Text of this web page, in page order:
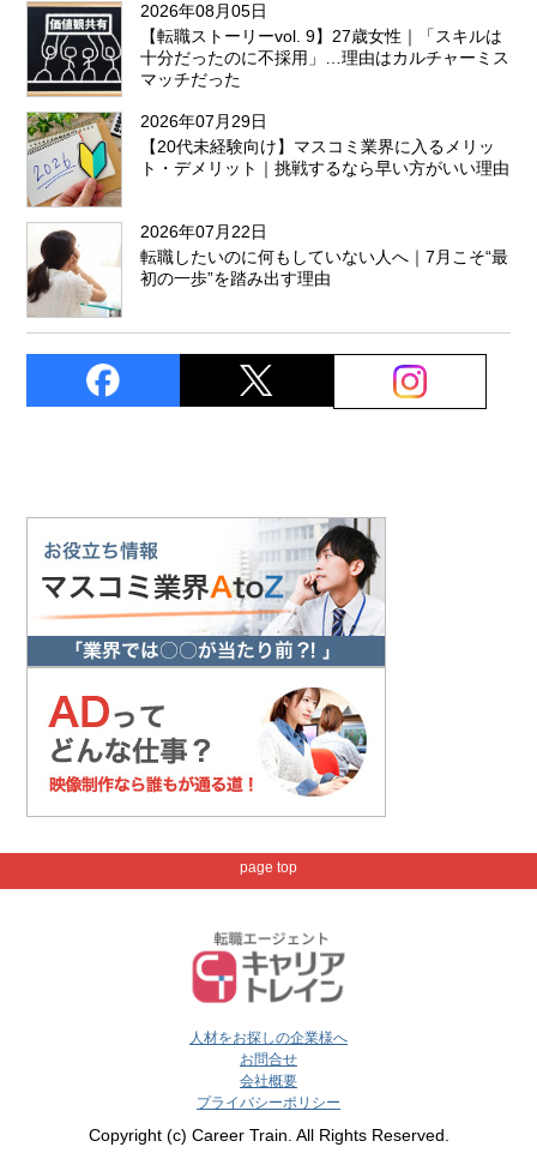
2026年08月05日
【転職ストーリーvol. 9】27歳女性｜「スキルは
十分だったのに不採用」…理由はカルチャーミス
マッチだった
2026年07月29日
【20代未経験向け】マスコミ業界に入るメリッ
ト・デメリット｜挑戦するなら早い方がいい理由
2026年07月22日
転職したいのに何もしていない人へ｜7月こそ“最
初の一歩”を踏み出す理由
page top
人材をお探しの企業様へ
お問合せ
会社概要
プライバシーポリシー
Copyright (c) Career Train. All Rights Reserved.